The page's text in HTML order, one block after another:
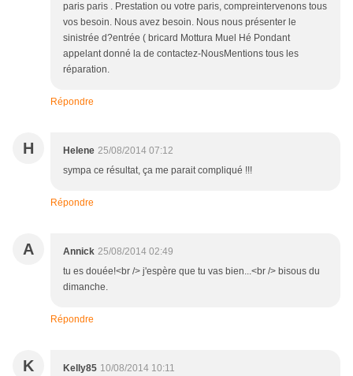
paris paris . Prestation ou votre paris, compreintervenons tous
vos besoin. Nous avez besoin. Nous nous présenter le
sinistrée d?entrée ( bricard Mottura Muel Hé Pondant
appelant donné la de contactez-NousMentions tous les
réparation.
Répondre
H Helene 25/08/2014 07:12
sympa ce résultat, ça me parait compliqué !!!
Répondre
A Annick 25/08/2014 02:49
tu es douée!<br /> j'espère que tu vas bien...<br /> bisous du
dimanche.
Répondre
K Kelly85 10/08/2014 10:11